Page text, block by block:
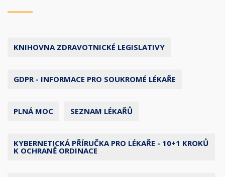
KNIHOVNA ZDRAVOTNICKÉ LEGISLATIVY
GDPR - INFORMACE PRO SOUKROMÉ LÉKAŘE
PLNÁ MOC SEZNAM LÉKAŘŮ
KYBERNETICKÁ PŘÍRUČKA PRO LÉKAŘE - 10+1 KROKŮ
K OCHRANĚ ORDINACE